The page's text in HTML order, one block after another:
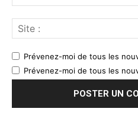
Prévenez-moi de tous les
Prévenez-moi de tous les